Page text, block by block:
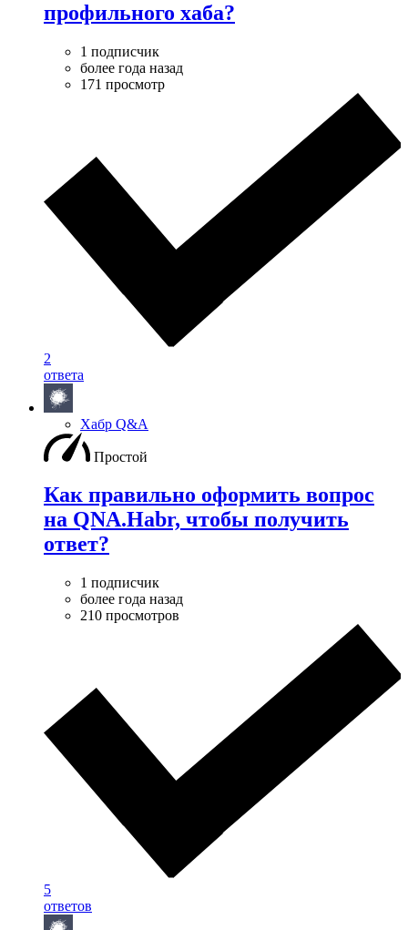
профильного хаба?
1 подписчик
более года назад
171 просмотр
2
ответа
Хабр Q&A
Простой
Как правильно оформить вопрос
на QNA.Habr, чтобы получить
ответ?
1 подписчик
более года назад
210 просмотров
5
ответов